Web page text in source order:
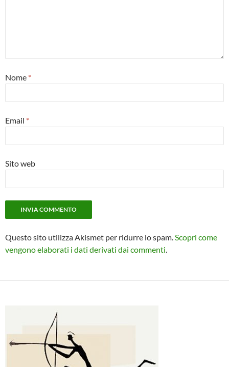
Nome *
Email *
Sito web
Questo sito utilizza Akismet per ridurre lo spam.Scopri come
vengono elaborati i dati derivati dai commenti.